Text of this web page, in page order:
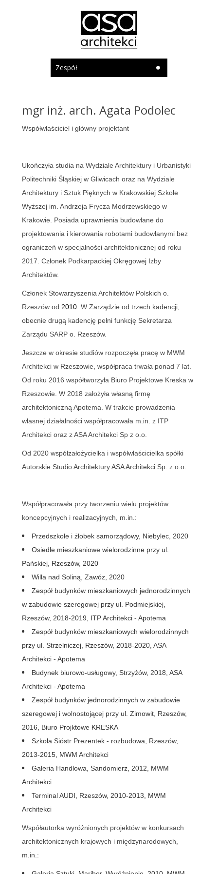
Zespół
mgr inż. arch. Agata Podolec
Współwłaściciel i główny projektant
Ukończyła studia na Wydziale Architektury i Urbanistyki
Politechniki Śląskiej w Gliwicach oraz na Wydziale
Architektury i Sztuk Pięknych w Krakowskiej Szkole
Wyższej im. Andrzeja Frycza Modrzewskiego w
Krakowie . Posiada uprawnienia budowlane do
projektowania i kierowania robotami budowlanymi bez
ograniczeń w specjalności architektonicznej od roku
2017. Członek Podkarpackiej Okręgowej Izby
Architektów.
Członek Stowarzyszenia Architektów Polskich o.
Rzeszów od 2010. W Zarządzie od trzech kadencji,
obecnie drugą kadencję pełni funkcję Sekretarza
Zarządu SARP o. Rzeszów.
Jeszcze w okresie studiów rozpoczęła pracę w MWM
Architekci w Rzeszowie, współpraca trwała ponad 7 lat.
Od roku 2016 współtworzyła Biuro Projektowe Kreska w
Rzeszowie. W 2018 założyła własną firmę
architektoniczną Apotema. W trakcie prowadzenia
własnej działalności współpracowała m.in. z ITP
Architekci oraz zASA Architekci Sp z o.o
Od 2020 współzałożycielka i współwłaścicielka spółki
Autorskie Studio Architektury ASA Architekci Sp. z o.o.
Współpracowała przy tworzeniu wielu projektów
koncepcyjnych i realizacyjnych
m.in.:
Przedszkole i żłobek samorządowy, Niebylec, 2020
Osiedle mieszkaniowe wielorodzinne przy ul.
Pańskiej , Rzeszów, 2020
Willa nad Soliną, Zawóz, 2020
Zespół budynków mieszkaniowych jednorodzinnych
w zabudowie szeregowej przy ul. Podmiejskiej
Rzeszów, 2018-2019, ITP Architekci - Apotema
Zespół budynków mieszkaniowych wielorodzinnych
przy ul. Strzelniczej, Rzeszów, 2018-2020, ASA
Architekci - Apotema
Budynek biurowo-usługowy, Strzyżów, 2018, ASA
Architekci - Apotema
Zespół budynków jednorodzinnych w zabudowie
szeregowej i wolnostojącej przy ul. Zimowit, Rzeszów,
2016, Biuro Projktowe KRESKA
Szkoła Sióstr Prezentek - rozbudowa, Rzeszów,
2013-2015, MWM Architekci
Galeria Handlowa, Sandomierz, 2012, MWM
Architekci
Terminal AUDI, Rzeszów, 2010-2013, MWM
Architekci
Współautorka wyróżnionych projektów w konkursach
architektonicznych krajowych i międzynarodowych,
m.in.: